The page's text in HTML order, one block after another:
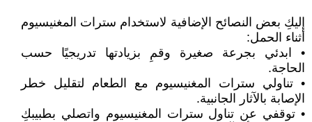
إليكِ بعض النصائح الإضافية لاستخدام سترات المغنيسيوم
أثناء الحمل:
• ابدئي بجرعة صغيرة وقمِ بزيادتها تدريجيًا حسب
الحاجة.
• تناولي سترات المغنيسيوم مع الطعام لتقليل خطر
الإصابة بالآثار الجانبية.
• توقفي عن تناول سترات المغنيسيوم واتصلي بطبيبكِ